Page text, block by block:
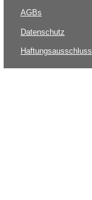
AGBs
Datenschutz
Haftungsausschluss